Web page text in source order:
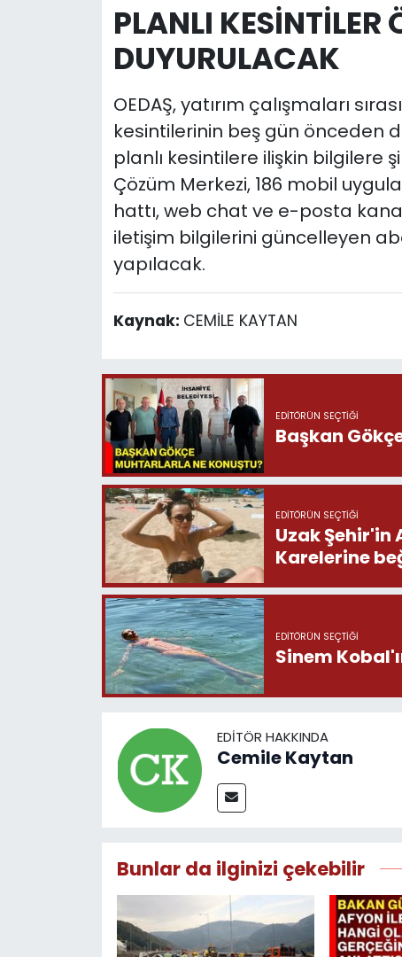
PLANLI KESİNTİLER
DUYURULACAK
OEDAŞ, yatırım çalışmaları
kesintilerinin beş gün önceden
planlı kesintilere ilişkin bilgilere
Çözüm Merkezi, 186 mobil
hattı, web chat ve e-posta
iletişim bilgilerini güncelleyen
yapılacak.
Kaynak: CEMİLE KAYTAN
EDITÖRÜN SEÇTIĞI
Başkan
EDITÖRÜN SEÇTIĞI
Uzak Şehir'in
Karelerine
EDITÖRÜN SEÇTIĞI
Sinem
EDITÖR HAKKINDA
Cemile Kaytan
Bunlar da ilginizi çekebilir